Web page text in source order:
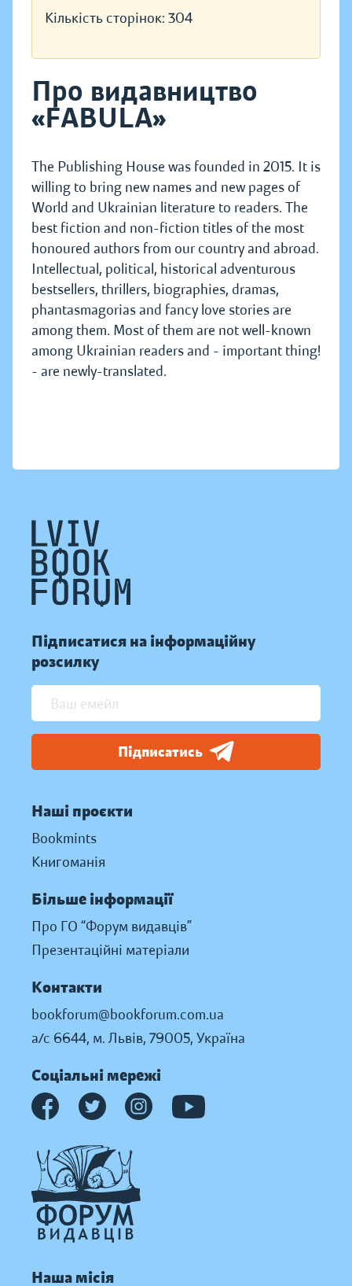
Кількість сторінок: 304
Про видавництво
«FABULA»
The Publishing House was founded in 2015. It is
willing to bring new names and new pages of
World and Ukrainian literature to readers. The
best fiction and non-fiction titles of the most
honoured authors from our country and abroad.
Intellectual, political, historical adventurous
bestsellers, thrillers, biographies, dramas,
phantasmagorias and fancy love stories are
among them. Most of them are not well-known
among Ukrainian readers and - important thing!
- are newly-translated.
Підписатися на інформаційну
розсилку
Підписатись
Наші проєкти
Bookmints
Книгоманія
Більше інформації
Про ГО “Форум видавців”
Презентаційні матеріали
Контакти
bookforum@bookforum.com.ua
а/с 6644, м. Львів, 79005, Україна
Соціальні мережі
Наша місія